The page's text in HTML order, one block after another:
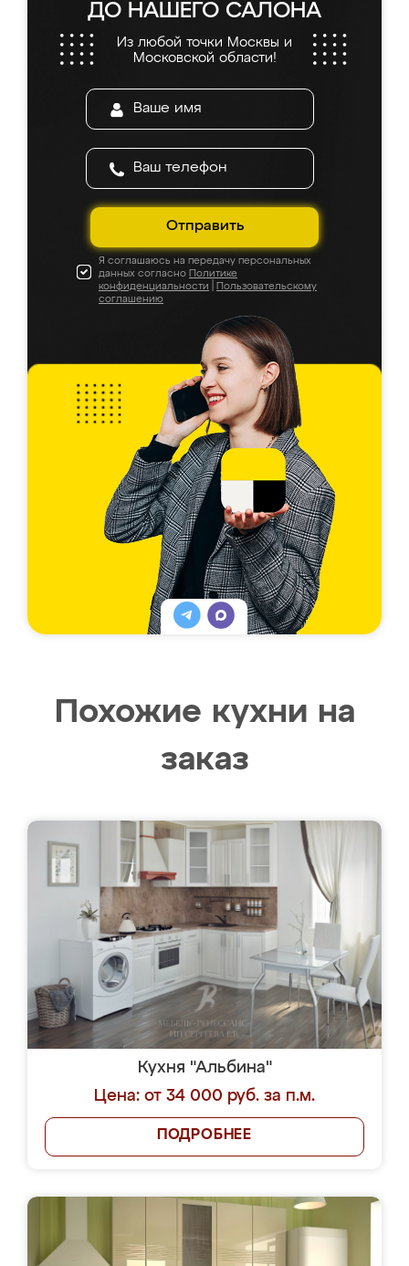
ДО НАШЕГО САЛОНА
Из любой точки Москвы и
Московской области!
Отправить
Я соглашаюсь на передачу персональных
данных согласно Политике
конфиденциальности
Пользовательскому
соглашению
Похожие кухни на
заказ
Кухня "Альбина"
Цена: от 34 000 руб. за п.м.
ПОДРОБНЕЕ